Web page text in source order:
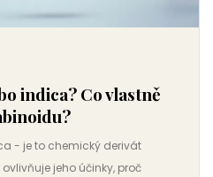
indica? Co vlastně
- je to chemický derivát
ovlivňuje jeho účinky, proč